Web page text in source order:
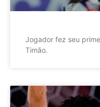
Jogador fez seu
Timão.